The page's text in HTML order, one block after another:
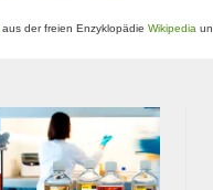
aus der freien Enzyklopädie Wikipedia